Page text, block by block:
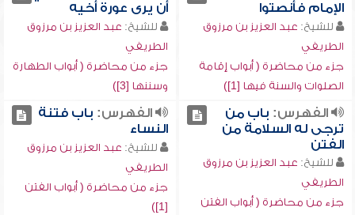
الإمام فأنصتوا
للشيخ: عبد العزيز بن مرزوق
الطريفي
جزء من محاضرة ( أبواب إقامة
الصلوات والسنة فيها [1])
أن يرى عورة أخيه
للشيخ: عبد العزيز بن مرزوق
الطريفي
جزء من محاضرة ( أبواب الطهارة
وسننها [3])
الفهرس: باب من
ترجى له السلامة من
الفتن
للشيخ: عبد العزيز بن مرزوق
الطريفي
جزء من محاضرة ( أبواب الفتن
الفهرس: باب فتنة
النساء
للشيخ: عبد العزيز بن مرزوق
الطريفي
جزء من محاضرة ( أبواب الفتن
[1])